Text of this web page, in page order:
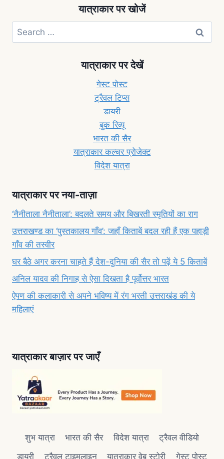
यात्राकार पर खोजें
यात्राकार पर देखें
गेस्ट पोस्ट
ट्रैवल टिप्स
डायरी
बुक रिव्यू
भारत की सैर
यात्राकार कल्चर प्रोजेक्ट
विदेश यात्रा
यात्राकार पर नया-ताज़ा
‘नैनीताला नैनीताला’: बदलते समय और बिखरती स्मृतियों का राग
उत्तराखण्ड का ‘पुस्तकालय गाँव’: जहाँ किताबें बदल रही हैं एक पहाड़ी
गाँव की तस्वीर
घर बैठे अगर करना चाहते हैं देश-दुनिया की सैर तो पढ़ें ये 5 किताबें
अनिल यादव की निगाह से ऐसा दिखता है पूर्वोत्तर भारत
ऐपण की कलाकारी से अपने भविष्य में रंग भरती उत्तराखंड की ये
महिलाएं
यात्राकार बाज़ार पर जाएँ
शुभ यात्रा भारत की सैर विदेश यात्रा
ट्रैवल वीडियो
डायरी
ट्रैवल टाइमलाइन यात्राकार वेब स्टोरी गेस्ट पोस्ट